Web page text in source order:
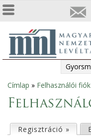
Jelenlegi
hely
Címlap » Felhasználói fiók
Regisztráció »